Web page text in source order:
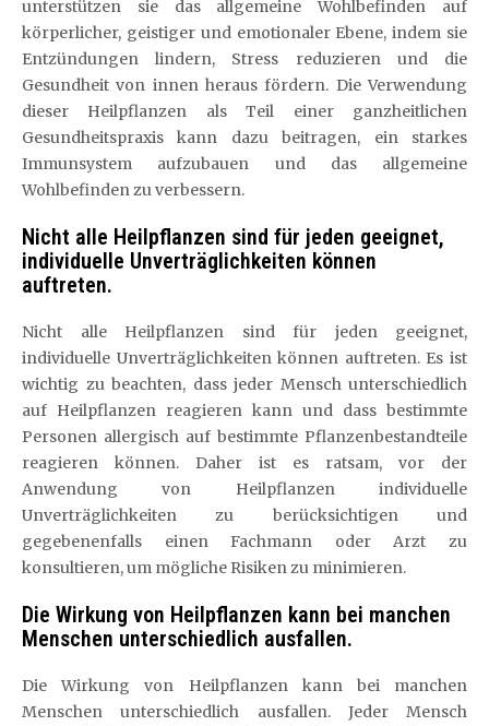
unterstützen sie das allgemeine Wohlbefinden auf
körperlicher, geistiger und emotionaler Ebene, indem sie
Entzündungen lindern, Stress reduzieren und die
Gesundheit von innen heraus fördern. Die Verwendung
dieser Heilpflanzen als Teil einer ganzheitlichen
Gesundheitspraxis kann dazu beitragen, ein starkes
Immunsystem aufzubauen und das allgemeine
Wohlbefinden zu verbessern.
Nicht alle Heilpflanzen sind für jeden geeignet,
individuelle Unverträglichkeiten können
auftreten.
Nicht alle Heilpflanzen sind für jeden geeignet,
individuelle Unverträglichkeiten können auftreten. Es ist
wichtig zu beachten, dass jeder Mensch unterschiedlich
auf Heilpflanzen reagieren kann und dass bestimmte
Personen allergisch auf bestimmte Pflanzenbestandteile
reagieren können. Daher ist es ratsam, vor der
Anwendung von Heilpflanzen individuelle
Unverträglichkeiten zu berücksichtigen und
gegebenenfalls einen Fachmann oder Arzt zu
konsultieren, um mögliche Risiken zu minimieren.
Die Wirkung von Heilpflanzen kann bei manchen
Menschen unterschiedlich ausfallen.
Die Wirkung von Heilpflanzen kann bei manchen
Menschen unterschiedlich ausfallen. Jeder Mensch